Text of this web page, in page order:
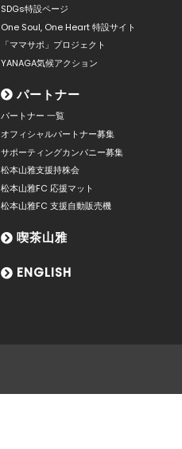
SDGs特設ページ
One Soul, One Heart 特設サイト
「ママサポ」プロジェクト
YANAGA気候アクション
パートナー
パートナー 一覧
オフィシャルパートナー募集
サポーティングカンパニー募集
松本山雅支援持株会
松本山雅FC 応援マット
松本山雅FC 支援自動販売機
喫茶山雅
ENGLISH